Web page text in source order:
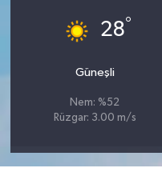
28°
Güneşli
Nem: %52
Rüzgar: 3.00 m/s